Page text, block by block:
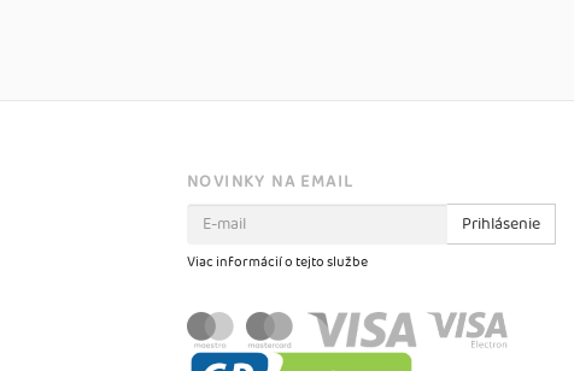
NOVINKY NA EMAIL
Prihlásenie
Viac informácií o tejto službe